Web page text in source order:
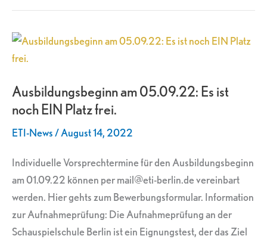
Ausbildungsbeginn am 05.09.22: Es ist
noch EIN Platz frei.
ETI-News/August 14, 2022
Individuelle Vorsprechtermine für den Ausbildungsbeginn
am 01.09.22 können per mail@eti-berlin.de vereinbart
werden. Hier gehts zum Bewerbungsformular. Information
zur Aufnahmeprüfung: Die Aufnahmeprüfung an der
Schauspielschule Berlin ist ein Eignungstest, der das Ziel
Ausbildungsbeginn
am
Es
ist
noch
Platz
frei.